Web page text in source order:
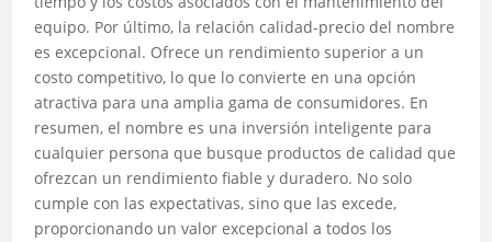
equipo. Por último, la relación calidad-precio del nombre
es excepcional. Ofrece un rendimiento superior a un
costo competitivo, lo que lo convierte en una opción
atractiva para una amplia gama de consumidores. En
resumen, el nombre es una inversión inteligente para
cualquier persona que busque productos de calidad que
ofrezcan un rendimiento fiable y duradero. No solo
cumple con las expectativas, sino que las excede,
proporcionando un valor excepcional a todos los